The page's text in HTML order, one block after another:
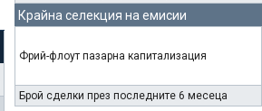
Крайна селекция на емисии
Фрий-флоут пазарна капитализация
Брой сделки през последните 6 месеца